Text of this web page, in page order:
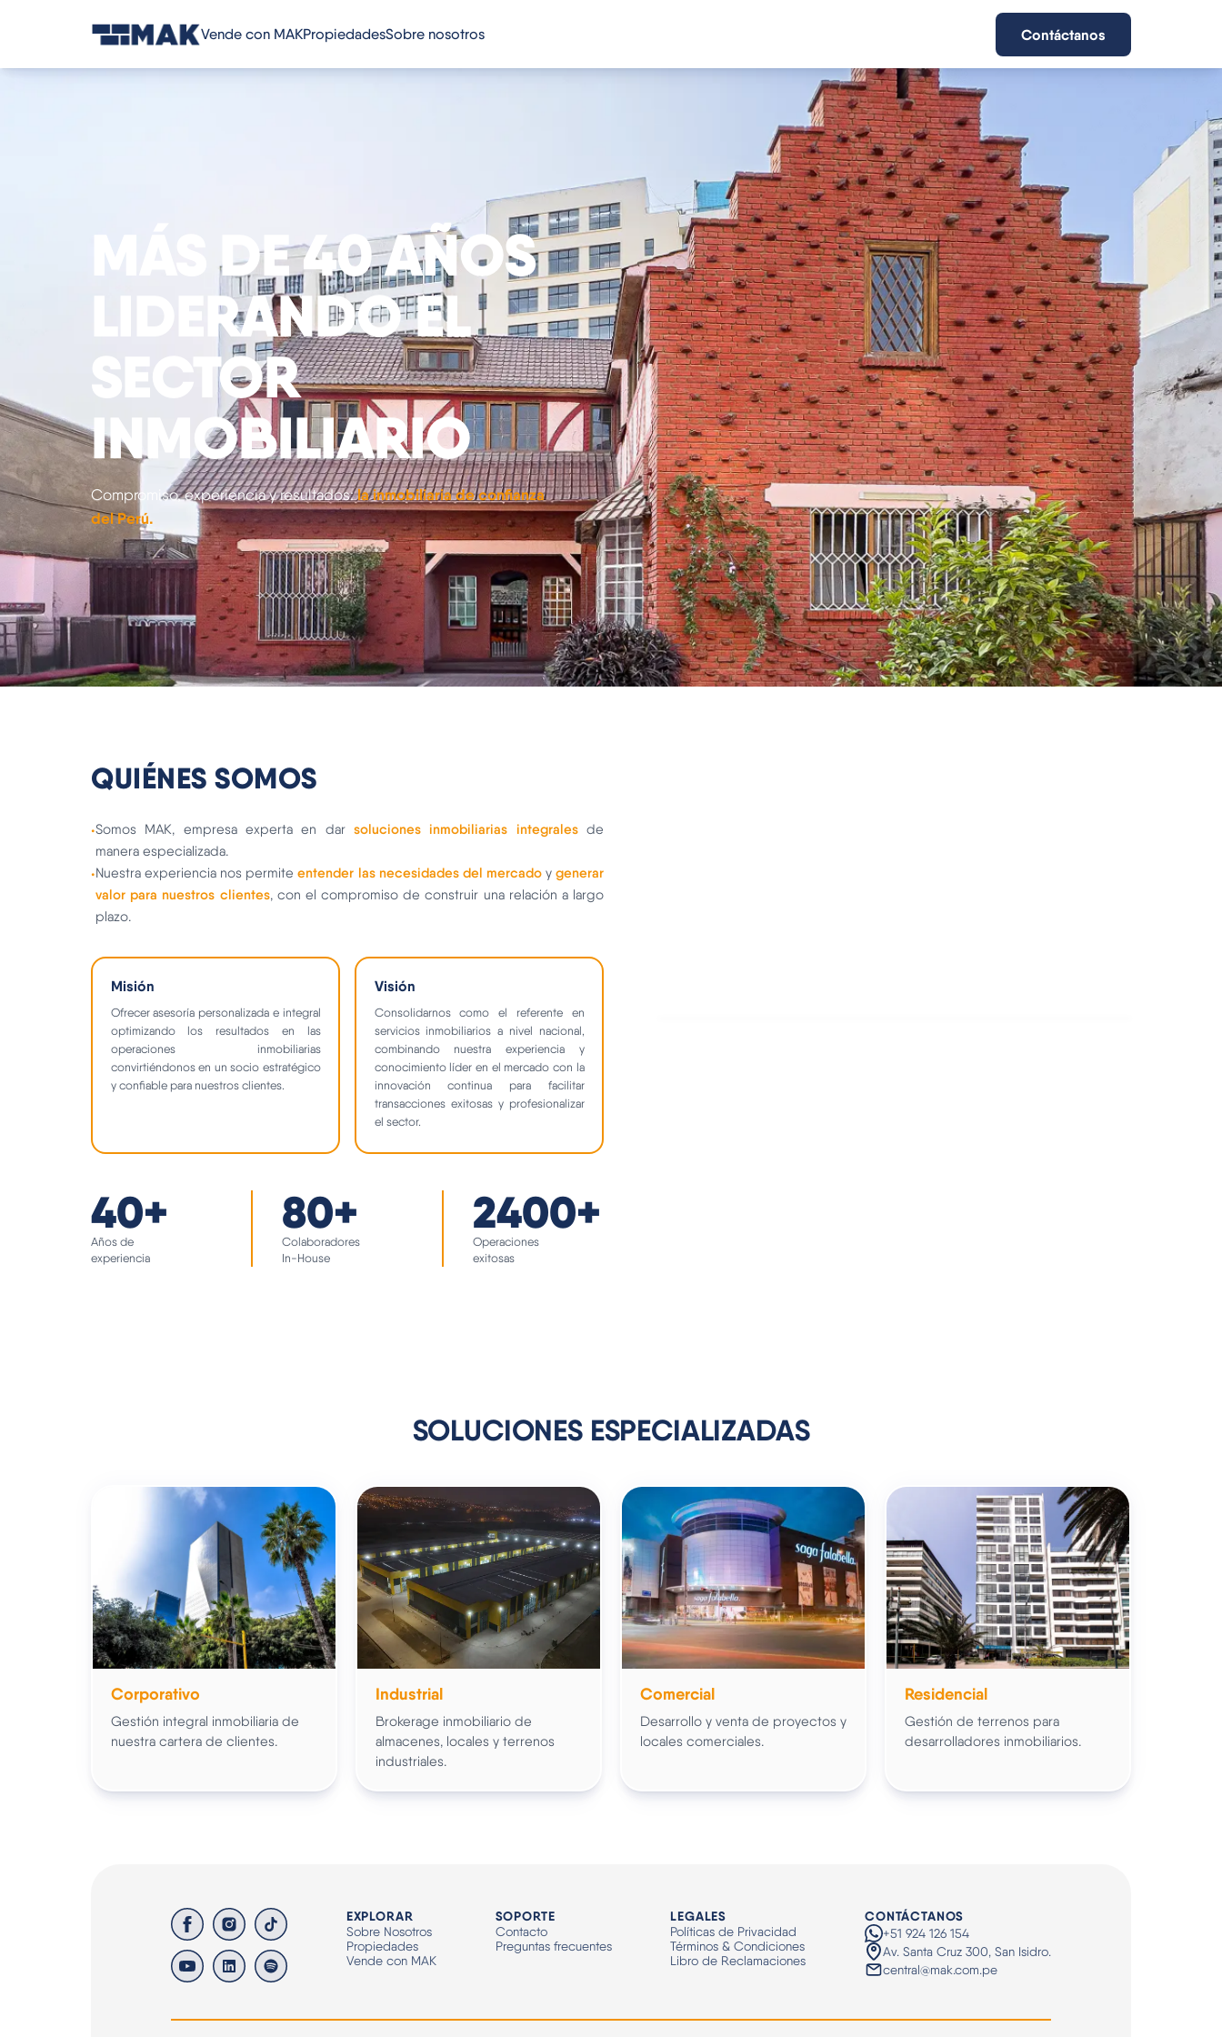
Vende con MAKPropiedadesSobre nosotros Contáctanos
MÁS DE 40 AÑOS
LIDERANDO EL
SECTOR
INMOBILIARIO
Compromiso, experiencia y resultados: la inmobiliaria de confianza
del Perú.
QUIÉNES SOMOS
•Somos MAK, empresa experta en dar soluciones inmobiliarias integralesde
manera especializada.
•Nuestra experiencia nos permiteentender las necesidades del mercadoygenerar
valor para nuestros clientes, con el compromiso de construir una relación a largo
plazo.
Misión
Ofrecer asesoría personalizada e integral
optimizando los resultados en las
operaciones inmobiliarias
convirtiéndonos en un socio estratégico
y confiable para nuestros clientes.
Visión
Consolidarnos como el referente en
servicios inmobiliarios a nivel nacional,
combinando nuestra experiencia y
conocimiento líder en el mercado con la
innovación continua para facilitar
transacciones exitosas y profesionalizar
el sector.
40+
Años de
experiencia
80+
Colaboradores
In-House
2400+
Operaciones
exitosas
SOLUCIONES ESPECIALIZADAS
Corporativo
Gestión integral inmobiliaria de
nuestra cartera de clientes.
Industrial
Brokerage inmobiliario de
almacenes, locales y terrenos
industriales.
Comercial
Desarrollo y venta de proyectos y
locales comerciales.
Residencial
Gestión de terrenos para
desarrolladores inmobiliarios.
EXPLORAR
Sobre Nosotros
Propiedades
Vende con MAK
SOPORTE
Contacto
Preguntas frecuentes
LEGALES
Políticas de Privacidad
Términos & Condiciones
Libro de Reclamaciones
CONTÁCTANOS
+51 924 126 154
Av. Santa Cruz 300, San Isidro.
central@mak.com.pe